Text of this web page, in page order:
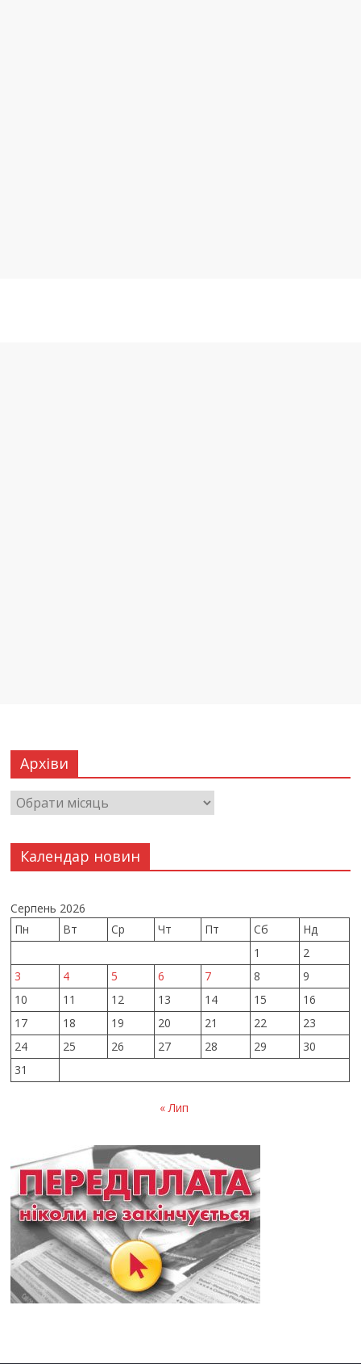
Архіви
Календар новин
Серпень 2026
Пн
Вт Ср Чт Пт Сб
Нд
1
2
3
4 5 6 7 8
9
10
11 12 13 14 15
16
17
18 19 20 21 22
23
24
25 26 27 28 29
30
31
« Лип